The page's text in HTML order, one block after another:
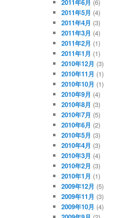
2011年6月 (6)
2011年5月 (4)
2011年4月 (3)
2011年3月 (4)
2011年2月 (1)
2011年1月 (1)
2010年12月 (3)
2010年11月 (1)
2010年10月 (1)
2010年9月 (4)
2010年8月 (3)
2010年7月 (5)
2010年6月 (2)
2010年5月 (3)
2010年4月 (3)
2010年3月 (4)
2010年2月 (3)
2010年1月 (1)
2009年12月 (5)
2009年11月 (3)
2009年10月 (4)